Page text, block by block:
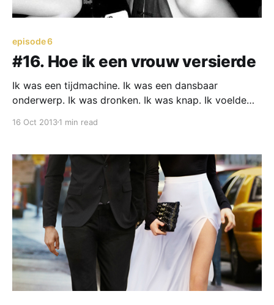
episode 6
#16. Hoe ik een vrouw versierde
Ik was een tijdmachine. Ik was een dansbaar
onderwerp. Ik was dronken. Ik was knap. Ik voelde
16 Oct 20131 min read